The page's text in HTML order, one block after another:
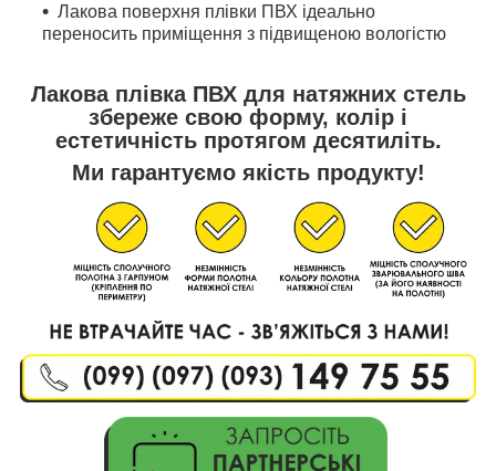
Лакова поверхня плівки ПВХ ідеально
переносить приміщення з підвищеною вологістю
Лакова плівка ПВХ для натяжних стель
збереже свою форму, колір і
естетичність протягом десятиліть.
Ми гарантуємо якість продукту!